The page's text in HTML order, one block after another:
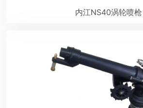
内江NS40涡轮喷枪